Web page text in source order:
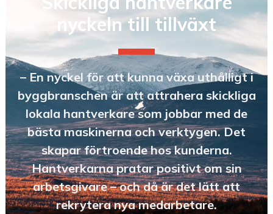
nyckeln till tillväxt
– En nyckel för att kunna växa uthålligt i
byggbranschen är att attrahera skickliga
lokala hantverkare som jobbar med de
bästa maskinerna och verktygen. Det
skapar förtroende hos kunderna.
Hantverkarna pratar positivt om sin
arbetsgivare – och då är det lätt att
rekrytera nya medarbetare.